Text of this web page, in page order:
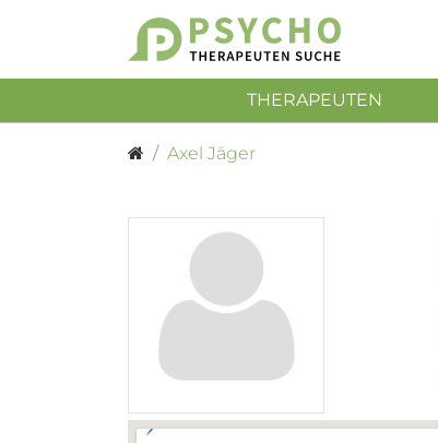
THERAPEUTEN
Axel Jäger